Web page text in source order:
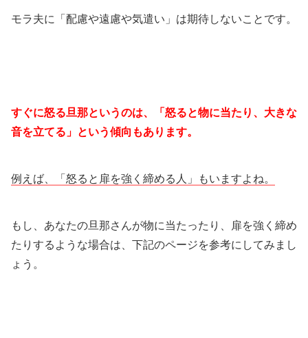
モラ夫に「配慮や遠慮や気遣い」は期待しないことです。
すぐに怒る旦那というのは、「怒ると物に当たり、大きな
音を立てる」という傾向もあります。
例えば、「怒ると扉を強く締める人」もいますよね。
もし、あなたの旦那さんが物に当たったり、扉を強く締め
たりするような場合は、下記のページを参考にしてみまし
ょう。